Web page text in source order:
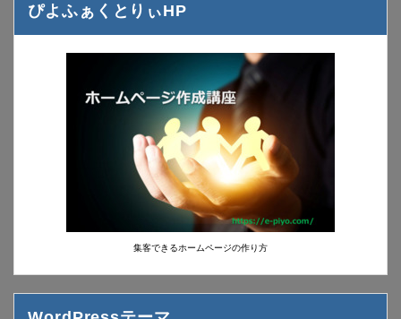
ぴよふぁくとりぃHP
集客できるホームページの作り方